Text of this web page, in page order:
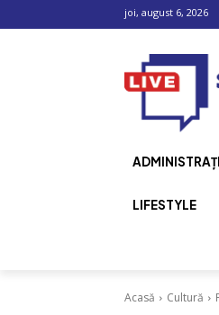
joi, august 6, 2026
LIFESTYLE
Acasă Cultură